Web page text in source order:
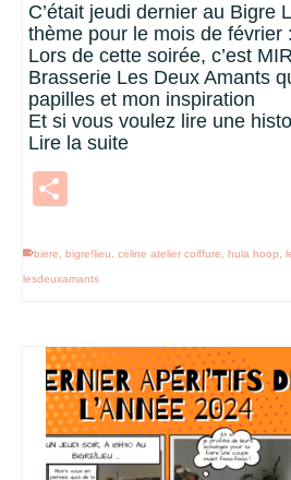
C’était jeudi dernier au Bigre
thème pour le mois de février
Lors de cette soirée, c’est
Brasserie Les Deux Amants
papilles et mon inspiration
Et si vous voulez lire une
Lire la suite
biere, bigre!lieu, celine atelier coiffure, hula hoop,
lesdeuxamants